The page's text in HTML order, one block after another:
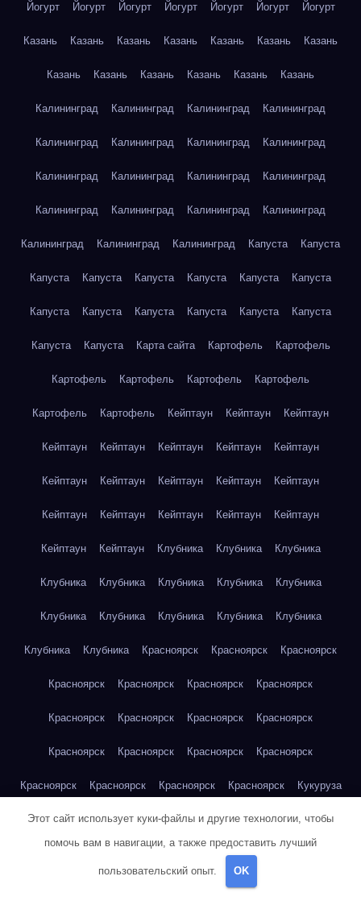
Йогурт Йогурт Йогурт Йогурт Йогурт Йогурт Йогурт
Казань Казань Казань Казань Казань Казань Казань
Казань Казань Казань Казань Казань Казань
Калининград Калининград Калининград Калининград
Калининград Калининград Калининград Калининград
Калининград Калининград Калининград Калининград
Калининград Калининград Калининград Калининград
Калининград Калининград Калининград Капуста Капуста
Капуста Капуста Капуста Капуста Капуста Капуста
Капуста Капуста Капуста Капуста Капуста Капуста
Капуста Капуста Карта сайта Картофель Картофель
Картофель Картофель Картофель Картофель
Картофель Картофель Кейптаун Кейптаун Кейптаун
Кейптаун Кейптаун Кейптаун Кейптаун Кейптаун
Кейптаун Кейптаун Кейптаун Кейптаун Кейптаун
Кейптаун Кейптаун Кейптаун Кейптаун Кейптаун
Кейптаун Кейптаун Клубника Клубника Клубника
Клубника Клубника Клубника Клубника Клубника
Клубника Клубника Клубника Клубника Клубника
Клубника Клубника Красноярск Красноярск Красноярск
Красноярск Красноярск Красноярск Красноярск
Красноярск Красноярск Красноярск Красноярск
Красноярск Красноярск Красноярск Красноярск
Красноярск Красноярск Красноярск Красноярск Кукуруза
Кукуруза Кукуруза Кукуруза Кукуруза Кукуруза
Кукуруза
Куриная грудка
Этот сайт использует куки-файлы и другие технологии, чтобы
помочь вам в навигации, а также предоставить лучший
пользовательский опыт. OK